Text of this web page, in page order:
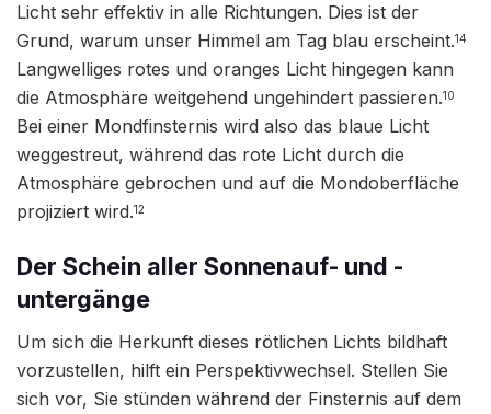
Licht sehr effektiv in alle Richtungen. Dies ist der
Grund, warum unser Himmel am Tag blau erscheint.14
Langwelliges rotes und oranges Licht hingegen kann
die Atmosphäre weitgehend ungehindert passieren.10
Bei einer Mondfinsternis wird also das blaue Licht
weggestreut, während das rote Licht durch die
Atmosphäre gebrochen und auf die Mondoberfläche
projiziert wird.12
Der Schein aller Sonnenauf- und -
untergänge
Um sich die Herkunft dieses rötlichen Lichts bildhaft
vorzustellen, hilft ein Perspektivwechsel. Stellen Sie
sich vor, Sie stünden während der Finsternis auf dem